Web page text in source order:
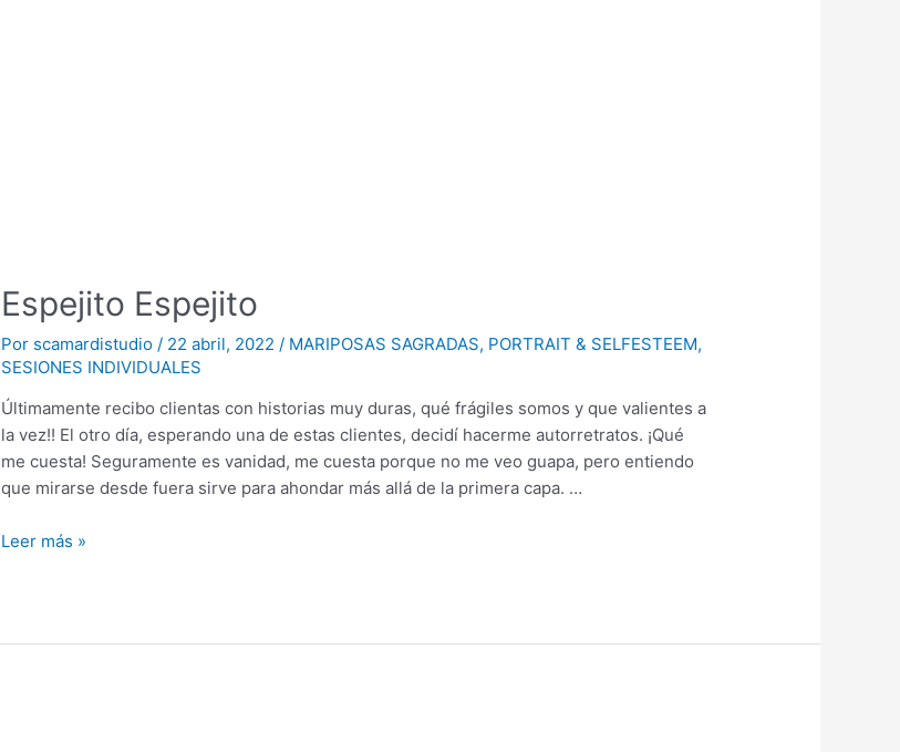
Espejito Espejito
Por scamardistudio / 22 abril, 2022 / MARIPOSAS SAGRADAS, PORTRAIT & SELFESTEEM,
SESIONES INDIVIDUALES
Últimamente recibo clientas con historias muy duras, qué frágiles somos y que valientes a
la vez!! El otro día, esperando una de estas clientes, decidí hacerme autorretratos. ¡Qué
me cuesta! Seguramente es vanidad, me cuesta porque no me veo guapa, pero entiendo
que mirarse desde fuera sirve para ahondar más allá de la primera capa. …
Leer más »